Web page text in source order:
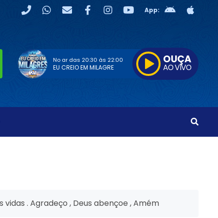
App:
No ar das 20:30 às 22:00
EU CREIO EM MILAGRE
OUÇA
AO VIVO
. Agradeço , Deus abençoe , Amém